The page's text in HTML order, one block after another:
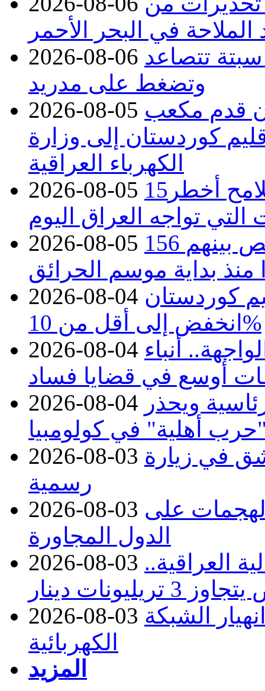
الملاحة في البحر الأحمر
2026-08-06 تتصاعد
وتضغط على مدريد
2026-08-05 توريد 100 مليون قدم مكعب
كوردستان إلى وزارة
الكهرباء العراقية
2026-08-05 15كارثة بيئية ومناخية ترسم ملامح أخطر
التي تواجه العراق اليوم
2026-08-05 حرائق فرنسا.. توقيف 402 شخص بينهم 156
منذ بداية موسم الحرائق
2026-08-04 كوردستان
انخفض إلى أقل من 10%
2026-08-04 أنباء
أوسع في قضايا فساد
2026-08-04 ويحذر
أهلية" في كولومبيا
2026-08-03 في زيارة
رسمية
2026-08-03 على
الدول المجاورة
2026-08-03 العراقية..
2026-08-03 الشبكة
الكهربائية
المزيد